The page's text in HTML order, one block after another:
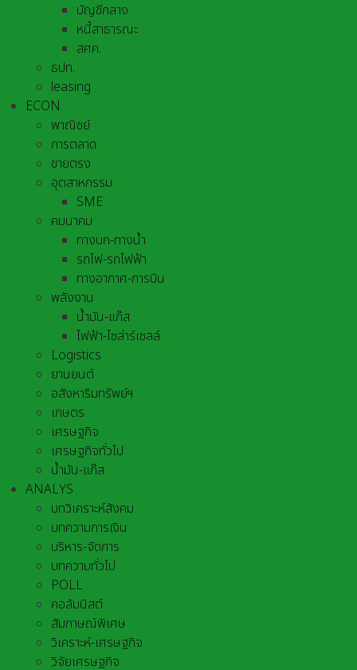
บัญชีกลาง
หนี้สาธารณะ
สศค.
ธปท.
leasing
ECON
พาณิชย์
การตลาด
ขายตรง
อุตสาหกรรม
SME
คมนาคม
ทางบก-ทางน้ำ
รถไฟ-รถไฟฟ้า
ทางอากาศ-การบิน
พลังงาน
น้ำมัน-แก๊ส
ไฟฟ้า-โซล่าร์เซลล์
Logistics
ยานยนต์
อสังหาริมทรัพย์ฯ
เกษตร
เศรษฐกิจ
เศรษฐกิจทั่วไป
น้ำมัน-แก๊ส
ANALYS
บทวิเคราะห์สังคม
บทความการเงิน
บริหาร-จัดการ
บทความทั่วไป
POLL
คอลัมนิสต์
สัมภาษณ์พิเศษ
วิเคราะห์-เศรษฐกิจ
วิจัยเศรษฐกิจ